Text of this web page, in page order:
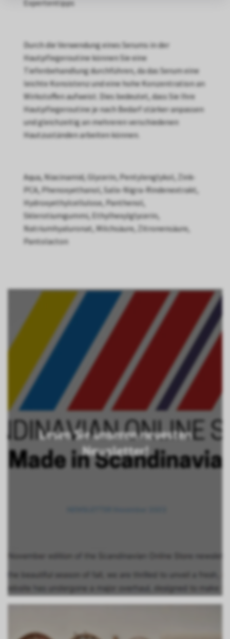
Lesen Sie unseren neuesten
Newsletter!
Expertentipps
Durch die Verwendung eines Serums in der
Hautpflegeroutine können Sie eine
Tiefenbehandlung durchführen, da das Serum eine
leichte Konsistenz und eine hohe Konzentration an
Wirkstoffen aufweist. Dies bedeutet, dass Sie Ihre
Hautpflegeroutine je nach Bedarf stärker anpassen
und gleichzeitig an mehreren verschiedenen
Hautzuständen arbeiten können.
Aqua, Niacinamid, Glycerin, Pentylenglykol, Zink-
PCA, Phenoxyethanol, Salix-Nigra-Rindenextrakt,
Hydroxyethylcellulose, Panthenol,
Sklerotiumgummi, Ethylhexylglycerin,
Natriumhyaluronat, Milchsäure, Zitronensäure,
Pantolacton